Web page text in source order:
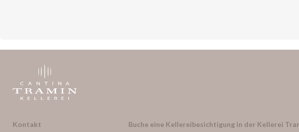
Kontakt Buche eine Kellereibesichtigung in der Kellerei